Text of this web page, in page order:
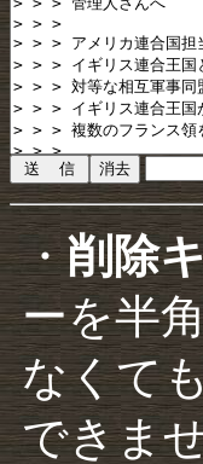
・削除
ーを半
なくて
できま